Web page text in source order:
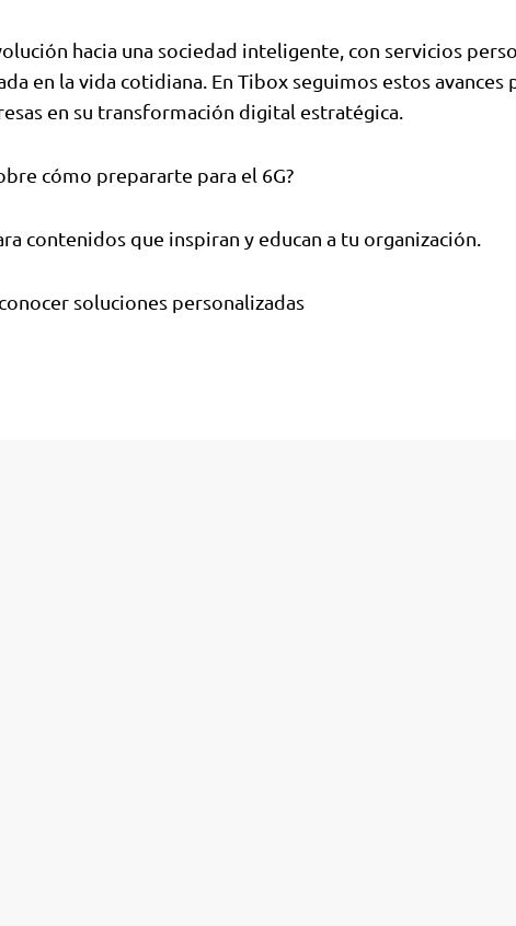
hacia una sociedad inteligente, con servicios
en la vida cotidiana. En Tibox seguimos estos avances
en su transformación digital estratégica.
cómo prepararte para el 6G?
contenidos que inspiran y educan a tu organización.
soluciones personalizadas